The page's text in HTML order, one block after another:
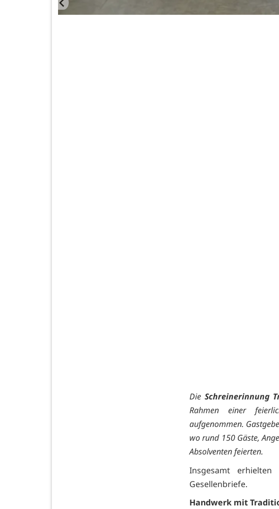
Die Schreinerinnung
Rahmen einer
aufgenommen.
wo rund 150 Gäste,
Absolventen feierten.
Insgesamt erhielten
Gesellenbriefe.
Handwerk mit